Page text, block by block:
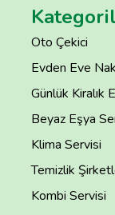
Oto Çekici
Evden Eve
Günlük Kiralık
Beyaz Eşya
Klima Servisi
Temizlik
Kombi Servisi